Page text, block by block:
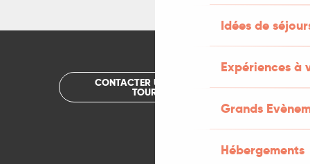
Idées de
Expériences à
Grands
Hébergements
CONTACTER UN OFFICE DE
TOURISME